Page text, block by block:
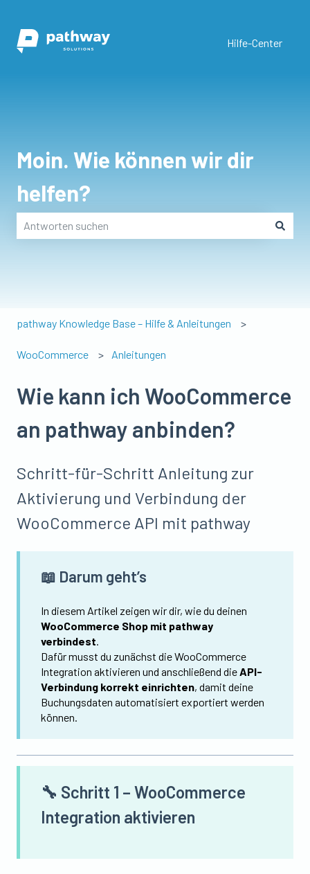
Hilfe-Center
Moin. Wie können wir dir
helfen?
pathway Knowledge Base – Hilfe & Anleitungen
WooCommerce Anleitungen
Wie kann ich WooCommerce
an pathway anbinden?
Schritt-für-Schritt Anleitung zur
Aktivierung und Verbindung der
WooCommerce API mit pathway
📖 Darum geht’s
In diesem Artikel zeigen wir dir, wie du deinen
WooCommerce Shop mit pathway
verbindest.
Dafür musst du zunächst die WooCommerce
Integration aktivieren und anschließend dieAPI-
Verbindung korrekt einrichten, damit deine
Buchungsdaten automatisiert exportiert werden
können.
🔧 Schritt 1 – WooCommerce
Integration aktivieren